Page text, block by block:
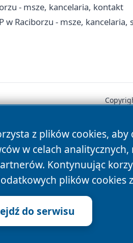
- msze, kancelaria, kontakt
w Raciborzu - msze, kancelaria,
z plików cookies,
w celach
Kontynuując
plików cookies
do serwisu
News